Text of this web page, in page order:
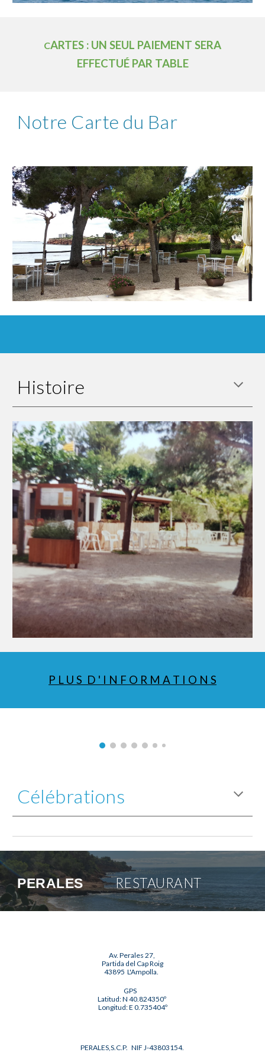
CARTES : UN SEUL PAIEMENT SERA
EFFECTUÉ PAR TABLE
Notre Carte du Bar
Histoire
P L U S D ' I N F O R M A T I O N S
Célébrations
PERALES RESTAURANT
Av. Perales 27,
Partida del Cap Roig
43895 L'Ampolla.
GPS
Latitud: N 40.824350º
Longitud: E 0.735404º
PERALES,S.C.P. NIF J-43803154.